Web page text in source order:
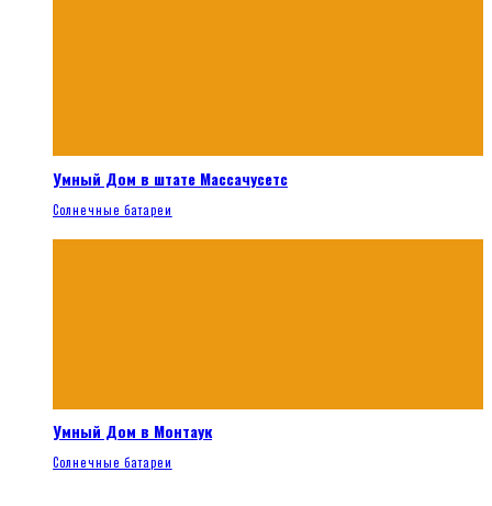
Умный Дом в штате Массачусетс
Солнечные батареи
Умный Дом в Монтаук
Солнечные батареи